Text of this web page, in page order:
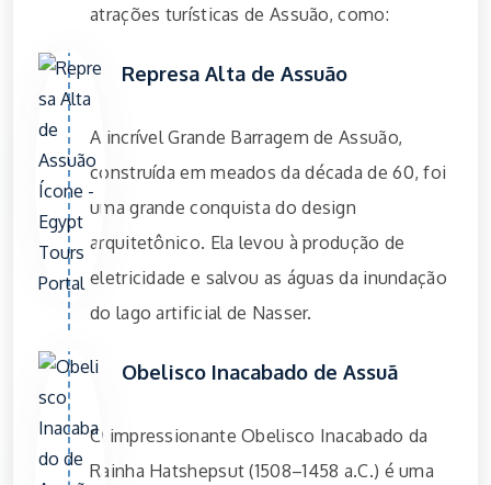
atrações turísticas de Assuão, como:
Represa Alta de Assuão
A incrível Grande Barragem de Assuão,
construída em meados da década de 60, foi
uma grande conquista do design
arquitetônico. Ela levou à produção de
eletricidade e salvou as águas da inundação
do lago artificial de Nasser.
Obelisco Inacabado de Assuã
O impressionante Obelisco Inacabado da
Rainha Hatshepsut (1508–1458 a.C.) é uma